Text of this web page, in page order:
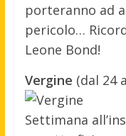
porteranno ad
pericolo…
Leone Bond!
Vergine (dal 24
Settimana